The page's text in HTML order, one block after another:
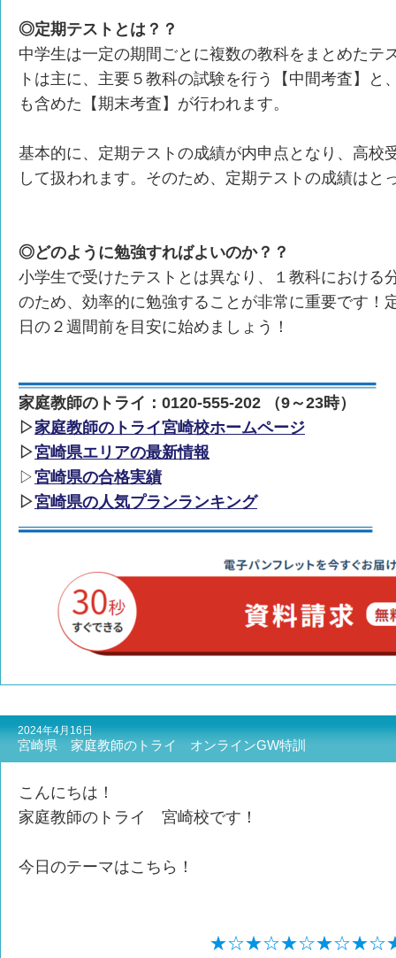
◎定期テストとは？？
中学生は一定の期間ごとに複数の教科をまとめたテ
トは主に、主要５教科の試験を行う【中間考査】と
も含めた【期末考査】が行われます。
基本的に、定期テストの成績が内申点となり、高校
して扱われます。そのため、定期テストの成績はと
◎どのように勉強すればよいのか？？
小学生で受けたテストとは異なり、１教科における
のため、効率的に勉強することが非常に重要です！
日の２週間前を目安に始めましょう！
家庭教師のトライ：0120-555-202 （9～23時）
▷家庭教師のトライ宮崎校ホームページ
▷宮崎県エリアの最新情報
▷宮崎県の合格実績
▷宮崎県の人気プランランキング
2024年4月16日
宮崎県 家庭教師のトライ オンラインGW特訓
こんにちは！
家庭教師のトライ 宮崎校です！
今日のテーマはこちら！